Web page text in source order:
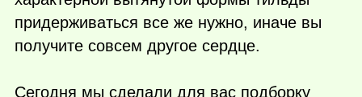
придерживаться все же нужно, иначе вы
получите совсем другое сердце.
Сегодня мы сделали для вас подборку